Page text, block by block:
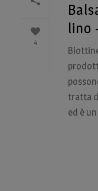
4
lino
tratta
ed è